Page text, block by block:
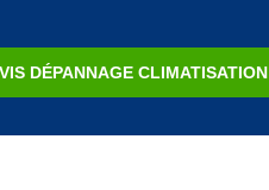
DÉPANNAGE CLIMATISATION